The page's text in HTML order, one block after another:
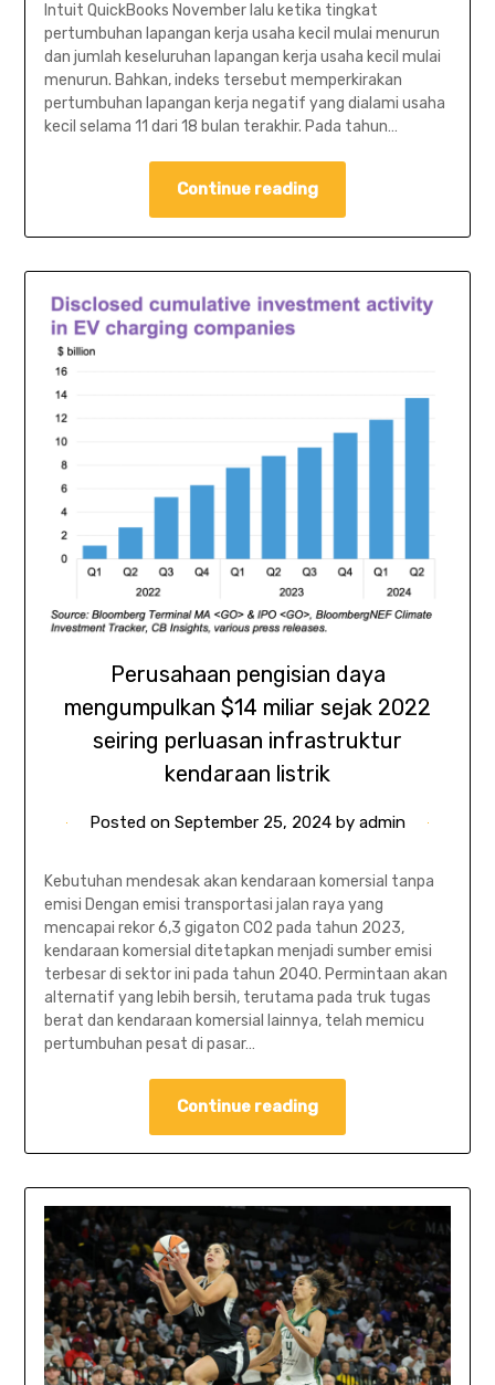
Intuit QuickBooks November lalu ketika tingkat
pertumbuhan lapangan kerja usaha kecil mulai menurun
dan jumlah keseluruhan lapangan kerja usaha kecil mulai
menurun. Bahkan, indeks tersebut memperkirakan
pertumbuhan lapangan kerja negatif yang dialami usaha
kecil selama 11 dari 18 bulan terakhir. Pada tahun…
Continue reading
Perusahaan pengisian daya
mengumpulkan $14 miliar sejak 2022
seiring perluasan infrastruktur
kendaraan listrik
Posted on September 25, 2024 by admin
Kebutuhan mendesak akan kendaraan komersial tanpa
emisi Dengan emisi transportasi jalan raya yang
mencapai rekor 6,3 gigaton CO2 pada tahun 2023,
kendaraan komersial ditetapkan menjadi sumber emisi
terbesar di sektor ini pada tahun 2040. Permintaan akan
alternatif yang lebih bersih, terutama pada truk tugas
berat dan kendaraan komersial lainnya, telah memicu
pertumbuhan pesat di pasar…
Continue reading